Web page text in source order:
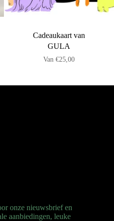
Cadeaukaart van
GULA
Van €25,00
onze nieuwsbrief en
aanbiedingen, leuke